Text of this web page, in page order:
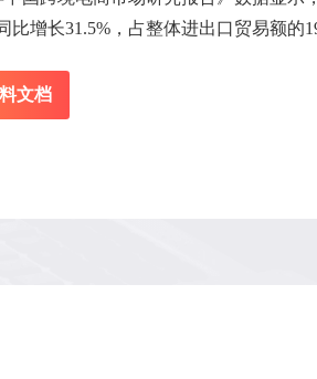
比增长31.5%，占整体进出口贸易额的
文档